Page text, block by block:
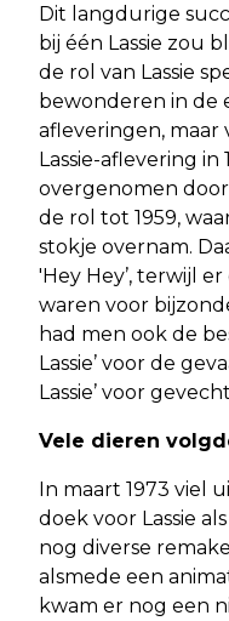
Dit langdurige
bij één Lassie zou
de rol van Lassie
bewonderen in de
afleveringen, maar
Lassie-aflevering in
overgenomen door
de rol tot 1959,
stokje overnam.
'Hey Hey’, terwijl
waren voor
had men ook de
Lassie’ voor de
Lassie’ voor
Vele dieren
In maart 1973 viel
doek voor Lassie
nog diverse
alsmede een
kwam er nog een